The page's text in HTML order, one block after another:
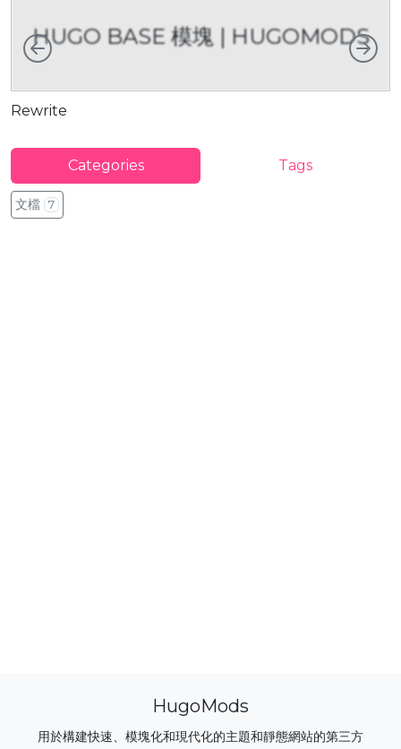
HUGO BASE 模塊 | HUGOMODS
Rewrite
向左 向
Categories Tags
文檔 7
HugoMods
用於構建快速、模塊化和現代化的主題和靜態網站的第三方